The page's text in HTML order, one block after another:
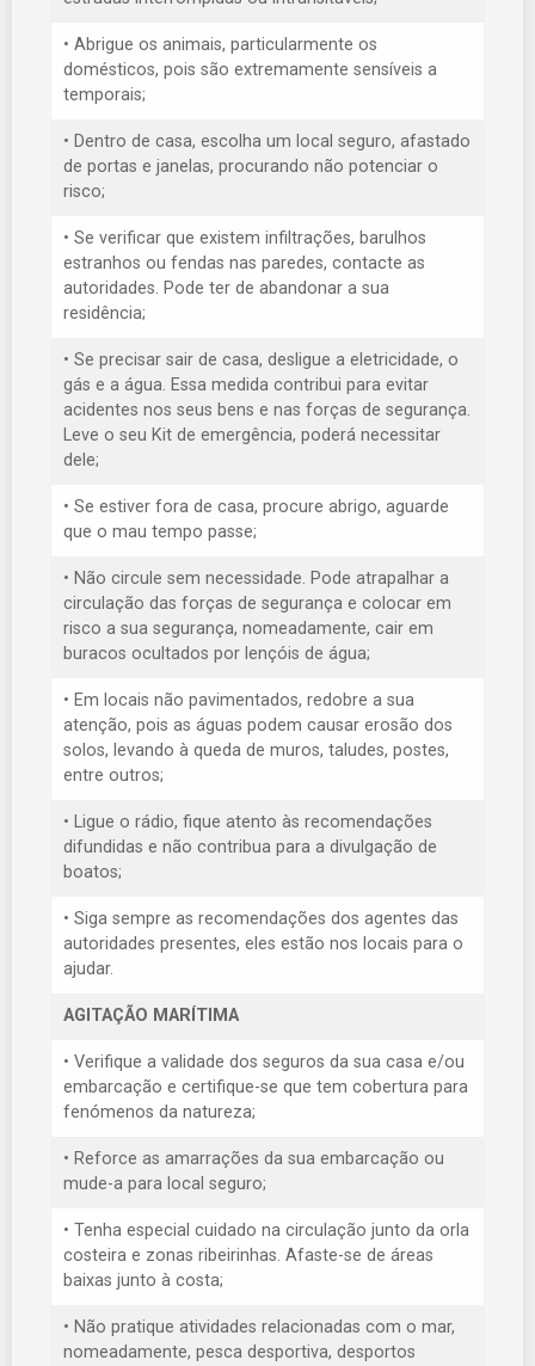
• Abrigue os animais, particularmente os
domésticos, pois são extremamente sensíveis a
temporais;
• Dentro de casa, escolha um local seguro, afastado
de portas e janelas, procurando não potenciar o
risco;
• Se verificar que existem infiltrações, barulhos
estranhos ou fendas nas paredes, contacte as
autoridades. Pode ter de abandonar a sua
residência;
• Se precisar sair de casa, desligue a eletricidade, o
gás e a água. Essa medida contribui para evitar
acidentes nos seus bens e nas forças de segurança.
Leve o seu Kit de emergência, poderá necessitar
dele;
• Se estiver fora de casa, procure abrigo, aguarde
que o mau tempo passe;
• Não circule sem necessidade. Pode atrapalhar a
circulação das forças de segurança e colocar em
risco a sua segurança, nomeadamente, cair em
buracos ocultados por lençóis de água;
• Em locais não pavimentados, redobre a sua
atenção, pois as águas podem causar erosão dos
solos, levando à queda de muros, taludes, postes,
entre outros;
• Ligue o rádio, fique atento às recomendações
difundidas e não contribua para a divulgação de
boatos;
• Siga sempre as recomendações dos agentes das
autoridades presentes, eles estão nos locais para o
ajudar.
AGITAÇÃO MARÍTIMA
• Verifique a validade dos seguros da sua casa e/ou
embarcação e certifique-se que tem cobertura para
fenómenos da natureza;
• Reforce as amarrações da sua embarcação ou
mude-a para local seguro;
• Tenha especial cuidado na circulação junto da orla
costeira e zonas ribeirinhas. Afaste-se de áreas
baixas junto à costa;
• Não pratique atividades relacionadas com o mar,
nomeadamente, pesca desportiva, desportos